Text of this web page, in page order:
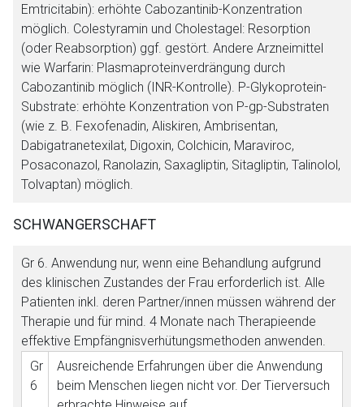
Emtricitabin): erhöhte Cabozantinib-Konzentration
möglich. Colestyramin und Cholestagel: Resorption
(oder Reabsorption) ggf. gestört. Andere Arzneimittel
wie Warfarin: Plasmaproteinverdrängung durch
Cabozantinib möglich (INR-Kontrolle). P-Glykoprotein-
Substrate: erhöhte Konzentration von P-gp-Substraten
(wie z. B. Fexofenadin, Aliskiren, Ambrisentan,
Dabigatranetexilat, Digoxin, Colchicin, Maraviroc,
Posaconazol, Ranolazin, Saxagliptin, Sitagliptin, Talinolol,
Tolvaptan) möglich.
SCHWANGERSCHAFT
Gr 6 . Anwendung nur, wenn eine Behandlung aufgrund
des klinischen Zustandes der Frau erforderlich ist. Alle
Patienten inkl. deren Partner/innen müssen während der
Therapie und für mind. 4 Monate nach Therapieende
effektive Empfängnisverhütungsmethoden anwenden.
Gr
6
Ausreichende Erfahrungen über die Anwendung
beim Menschen liegen nicht vor. Der Tierversuch